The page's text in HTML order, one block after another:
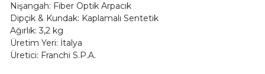
Nişangah: Fiber Optik Arpacık
Dipçik & Kundak: Kaplamalı Sentetik
Ağırlık: 3,2 kg
Üretim Yeri: İtalya
Üretici: Franchi S.P.A.